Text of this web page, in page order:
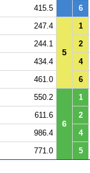
415.5 6
247.4
5
1
244.1
2
434.4
4
461.0 6
550.2
6
1
611.6
2
986.4
4
771.0 5